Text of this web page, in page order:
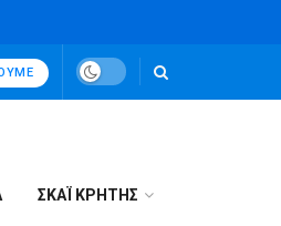
ΣΚΑΪ ΚΡΗΤΗΣ